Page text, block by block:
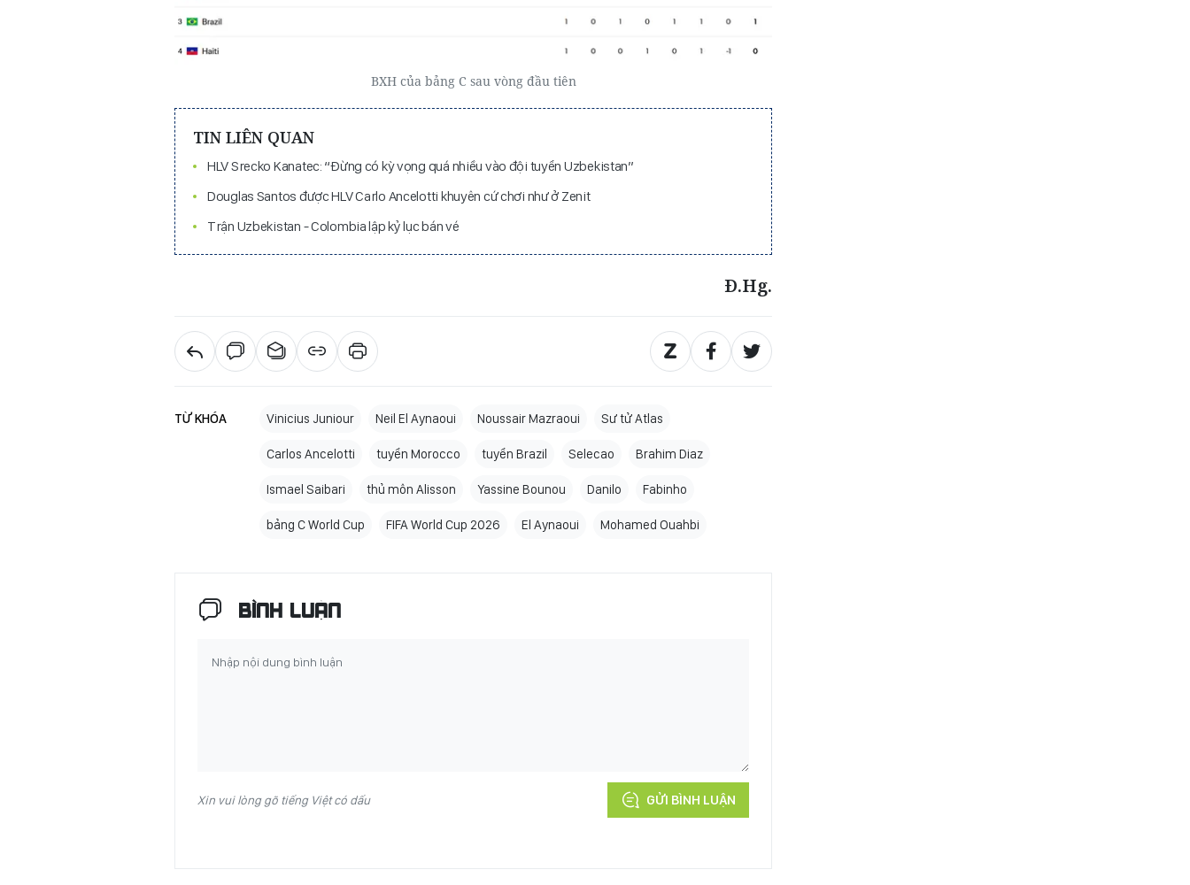
BXH của bảng C sau vòng đầu tiên
TIN LIÊN QUAN
HLV Srecko Kanatec: “Đừng có kỳ vọng quá nhiều vào đội tuyển Uzbekistan”
Douglas Santos được HLV Carlo Ancelotti khuyên cứ chơi như ở Zenit
Trận Uzbekistan - Colombia lập kỷ lục bán vé
Đ.Hg.
TỪ KHÓA Vinicius Juniour Neil El Aynaoui Noussair Mazraoui Sư tử Atlas
Carlos Ancelotti tuyển Morocco tuyển Brazil Selecao Brahim Diaz
Ismael Saibari thủ môn Alisson Yassine Bounou Danilo Fabinho
bảng C World Cup FIFA World Cup 2026 El Aynaoui Mohamed Ouahbi
BÌNH LUẬN
Xin vui lòng gõ tiếng Việt có dấu GỬI BÌNH LUẬN